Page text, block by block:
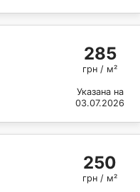
285
грн / м²
Указана на
03.07.2026
250
грн / м²